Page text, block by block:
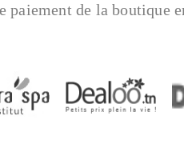
paiement de la boutique